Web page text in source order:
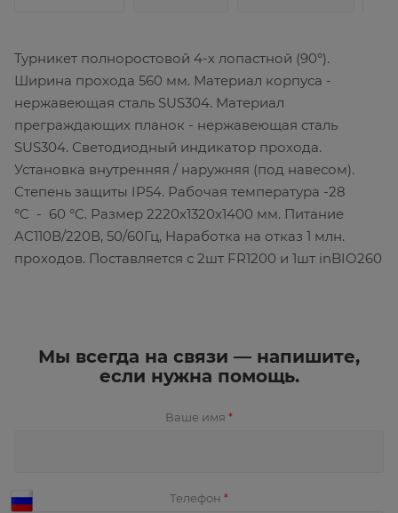
Турникет полноростовой 4-х лопастной (90°).
Ширина прохода 560 мм. Материал корпуса -
нержавеющая сталь SUS304. Материал
преграждающих планок - нержавеющая сталь
SUS304. Светодиодный индикатор прохода.
Установка внутренняя / наружняя (под навесом).
Степень защиты IP54. Рабочая температура -28
°C - 60 °C. Размер 2220х1320х1400 мм. Питание
AC110В/220В, 50/60Гц, Наработка на отказ 1 млн.
проходов. Поставляется с 2шт FR1200 и 1шт inBIO260
Мы всегда на связи — напишите,
если нужна помощь.
Ваше имя *
Телефон *